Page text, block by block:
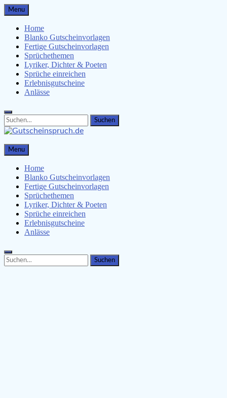
Skip
to
content
Menu
Home
Blanko Gutscheinvorlagen
Fertige Gutscheinvorlagen
Sprüchethemen
Lyriker, Dichter & Poeten
Sprüche einreichen
Erlebnisgutscheine
Anlässe
Search
for:
Search
Gutscheinspruch.de
Gutscheinsprüche & Gutscheinvorlagen finden
Menu
Home
Blanko Gutscheinvorlagen
Fertige Gutscheinvorlagen
Sprüchethemen
Lyriker, Dichter & Poeten
Sprüche einreichen
Erlebnisgutscheine
Anlässe
Search
for:
Search